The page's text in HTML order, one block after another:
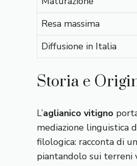
Resa massima
Diffusione in Italia
Storia e
L’aglianico vitigno
mediazione linguistica
filologica: racconta di
piantandolo sui terreni